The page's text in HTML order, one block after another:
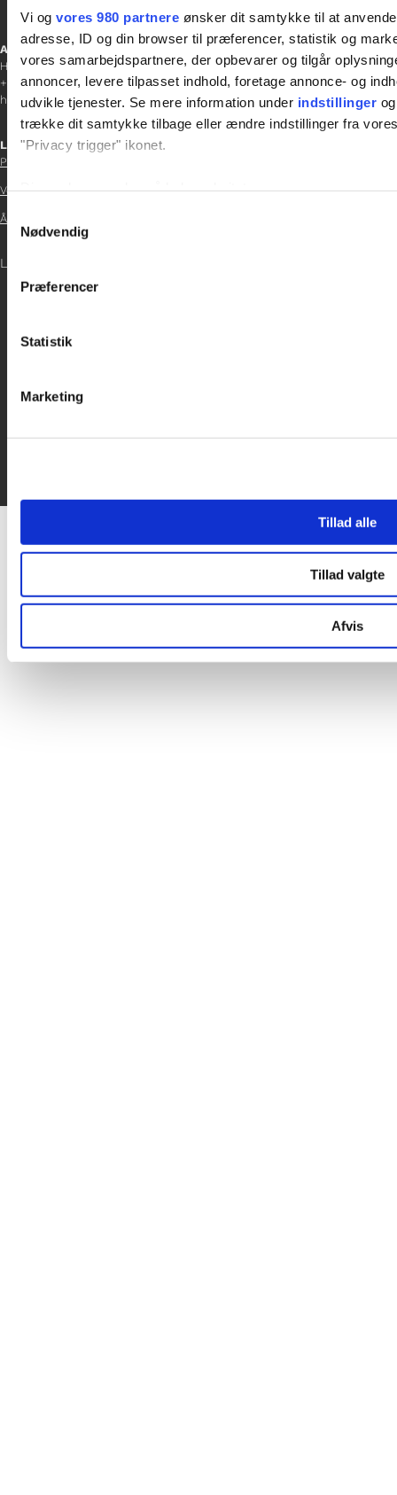
Vi og vores 980 partnere ønsker dit samtykke til at
adresse, ID og din browser til præferencer, statistik og
vores samarbejdspartnere, der opbevarer og tilgår
annoncer, levere tilpasset indhold, foretage annonce- og
udvikle tjenester. Se mere information under indstillinger
trække dit samtykke tilbage eller ændre indstillinger fra
"Privacy trigger" ikonet.
Vi bruger cookies til at tilpasse vores indhold og annoncer,
data med andre oplysninger, du har givet dem, eller som de
Nødvendig
Præferencer
Statistik
Marketing
Tillad alle
Tillad valgte
Afvis
Afdelingschef
Helene Teichert
+45 29 37 32 41
helene.t@gladfonden.dk
Links
Persondatapolitik
Vedtægter
Årsrapport 2021
LOG IND